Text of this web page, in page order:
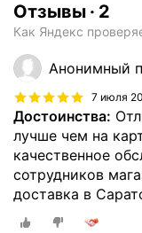
Отзывы · 2
Как Яндекс
Анонимный
7 июля
Достоинства:
лучше чем на
качественное
сотрудников
доставка в